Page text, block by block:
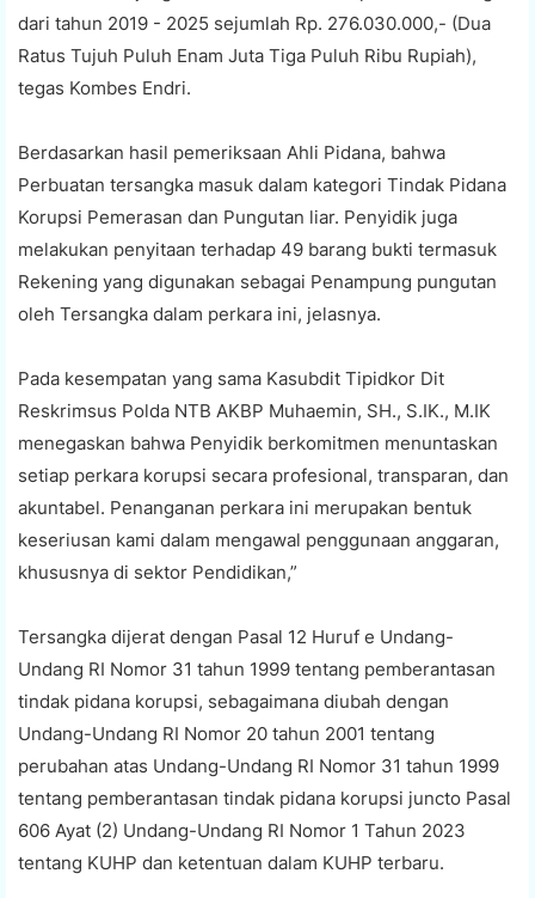
dari tahun 2019 - 2025 sejumlah Rp. 276.030.000,- (Dua
Ratus Tujuh Puluh Enam Juta Tiga Puluh Ribu Rupiah),
tegas Kombes Endri.
Berdasarkan hasil pemeriksaan Ahli Pidana, bahwa
Perbuatan tersangka masuk dalam kategori Tindak Pidana
Korupsi Pemerasan dan Pungutan liar. Penyidik juga
melakukan penyitaan terhadap 49 barang bukti termasuk
Rekening yang digunakan sebagai Penampung pungutan
oleh Tersangka dalam perkara ini, jelasnya.
Pada kesempatan yang sama Kasubdit Tipidkor Dit
Reskrimsus Polda NTB AKBP Muhaemin, SH., S.IK., M.IK
menegaskan bahwa Penyidik berkomitmen menuntaskan
setiap perkara korupsi secara profesional, transparan, dan
akuntabel. Penanganan perkara ini merupakan bentuk
keseriusan kami dalam mengawal penggunaan anggaran,
khususnya di sektor Pendidikan,”
Tersangka dijerat dengan Pasal 12 Huruf e Undang-
Undang RI Nomor 31 tahun 1999 tentang pemberantasan
tindak pidana korupsi, sebagaimana diubah dengan
Undang-Undang RI Nomor 20 tahun 2001 tentang
perubahan atas Undang-Undang RI Nomor 31 tahun 1999
tentang pemberantasan tindak pidana korupsi juncto Pasal
606 Ayat (2) Undang-Undang RI Nomor 1 Tahun 2023
tentang KUHP dan ketentuan dalam KUHP terbaru.